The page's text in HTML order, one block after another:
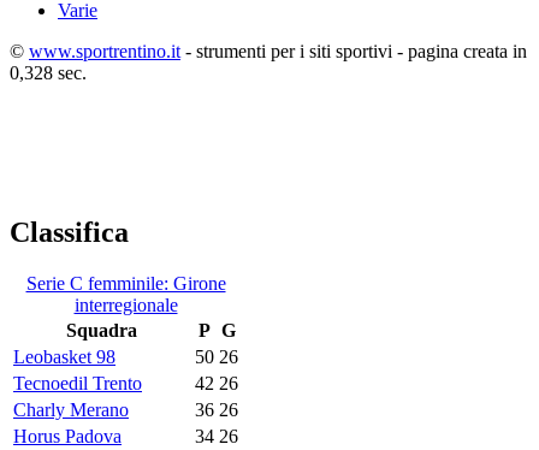
Varie
© www.sportrentino.it - strumenti per i siti sportivi - pagina creata in
0,328 sec.
Classifica
Serie C femminile: Girone
interregionale
Squadra
P G
Leobasket 98
50 26
Tecnoedil Trento
42 26
Charly Merano
36 26
Horus Padova
34 26